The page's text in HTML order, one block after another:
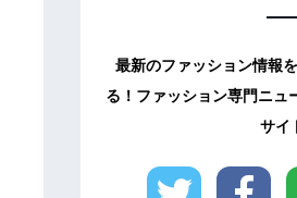
最新のファッション情報
る！ファッション専門ニュ
サイ